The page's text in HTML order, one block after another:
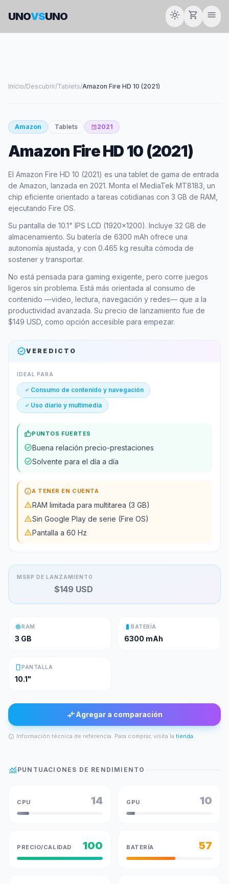
UNOVSUNO light_mode shopping_cart menu
Inicio/Descubrir/Tablets/Amazon Fire HD 10 (2021)
Amazon Tablets event2021
Amazon Fire HD 10 (2021)
El Amazon Fire HD 10 (2021) es una tablet de gama de entrada
de Amazon, lanzada en 2021. Monta el MediaTek MT8183, un
chip eficiente orientado a tareas cotidianas con 3 GB de RAM,
ejecutando Fire OS.
Su pantalla de 10.1" IPS LCD (1920x1200). Incluye 32 GB de
almacenamiento. Su batería de 6300 mAh ofrece una
autonomía ajustada, y con 0.465 kg resulta cómoda de
sostener y transportar.
No está pensada para gaming exigente, pero corre juegos
ligeros sin problema. Está más orientada al consumo de
contenido —video, lectura, navegación y redes— que a la
productividad avanzada. Su precio de lanzamiento fue de
$149 USD, como opción accesible para empezar.
verifiedVEREDICTO
IDEAL PARA
check_small Consumo de contenido y navegación
check_small Uso diario y multimedia
thumb_upPUNTOS FUERTES
check_circleBuena relación precio-prestaciones
check_circleSolvente para el día a día
infoA TENER EN CUENTA
warningRAM limitada para multitarea (3 GB)
warningSin Google Play de serie (Fire OS)
warningPantalla a 60 Hz
MSRP DE LANZAMIENTO
$149 USD
memoryRAM
3 GB
battery_full BATERÍA
6300 mAh
smartphonePANTALLA
10.1"
compare_arrowsAgregar a comparación
info Información técnica de referencia. Para comprar, visita la tienda.
monitoring PUNTUACIONES DE RENDIMIENTO
CPU 14 GPU 10
PRECIO/CALIDAD 100 BATERÍA 57